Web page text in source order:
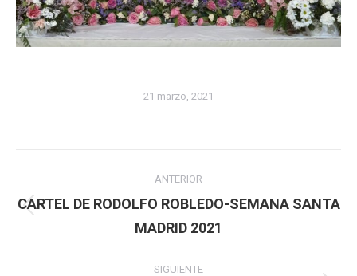
21 marzo, 2021
entre
ANTERIOR
Publicación
anterior:
CARTEL DE RODOLFO ROBLEDO-SEMANA SANTA
MADRID 2021
SIGUIENTE